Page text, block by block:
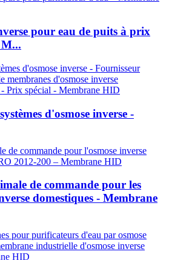
pour eau de puits à prix
d'osmose inverse -
de commande pour les
domestiques - Membrane